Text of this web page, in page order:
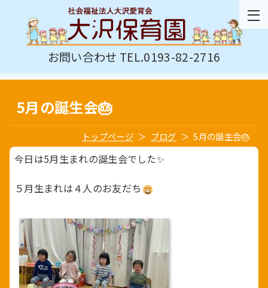
お問い合わせ TEL.0193-82-2716
5月の誕生会🎂
トップページ ブログ 5月の誕生会🎂
今日は5月生まれの誕生会でした✨
５月生まれは４人のお友だち